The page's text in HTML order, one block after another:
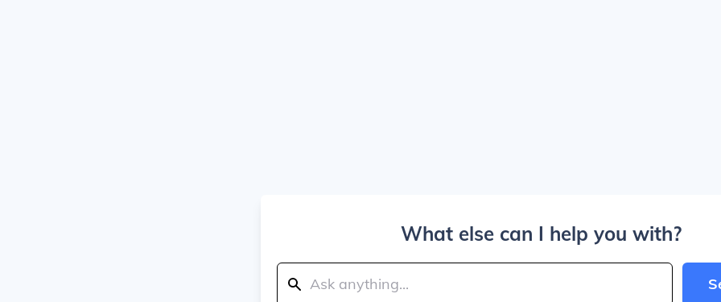
What else can I help you with?